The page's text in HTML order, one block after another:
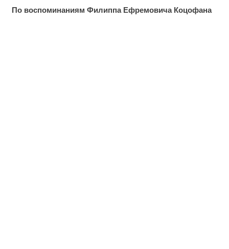
По воспоминаниям Филиппа Ефремовича Коцофана